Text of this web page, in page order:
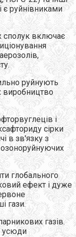
є руйнівниками
сполук включає
руйнують
виробництво
і
сірки
в зв'язку з
глобального
ефект і дуже
гази.
газів.
усюди